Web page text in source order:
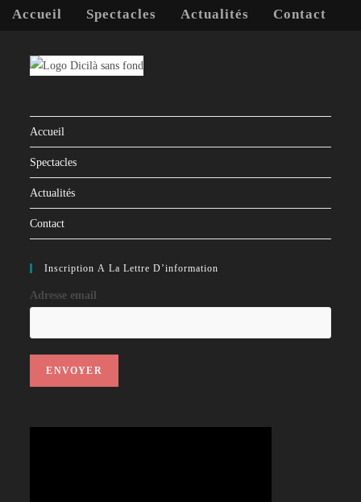
Accueil Spectacles Actualités Contact
Accueil
Spectacles
Actualités
Contact
Inscription À La Lettre D’information
Adresse email